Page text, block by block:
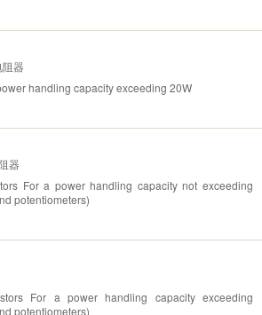
器
handling capacity exceeding 20W
器
For a power handling capacity not exceeding
potentiometers)
For a power handling capacity exceeding
potentiometers)